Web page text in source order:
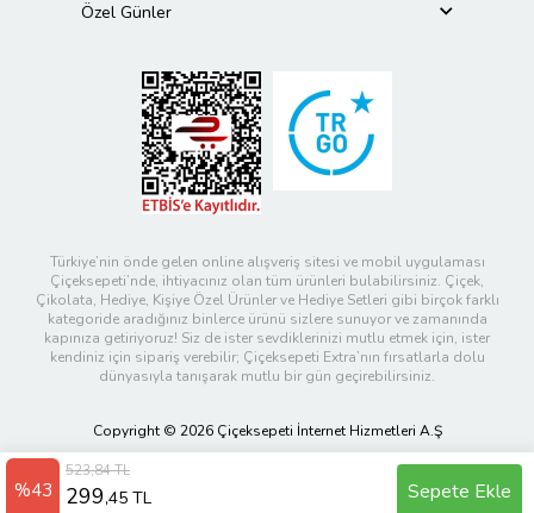
%43
523,84 TL
299,45 TL Sepete Ekle
Özel Günler
Türkiye’nin önde gelen online alışveriş sitesi ve mobil uygulaması
Çiçeksepeti’nde, ihtiyacınız olan tüm ürünleri bulabilirsiniz. Çiçek,
Çikolata, Hediye, Kişiye Özel Ürünler ve Hediye Setleri gibi birçok farklı
kategoride aradığınız binlerce ürünü sizlere sunuyor ve zamanında
kapınıza getiriyoruz! Siz de ister sevdiklerinizi mutlu etmek için, ister
kendiniz için sipariş verebilir; Çiçeksepeti Extra’nın fırsatlarla dolu
dünyasıyla tanışarak mutlu bir gün geçirebilirsiniz.
Copyright © 2026 Çiçeksepeti İnternet Hizmetleri A.Ş